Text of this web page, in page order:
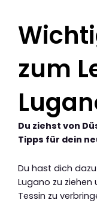
zum
Du ziehst von
Tipps für dein
Du hast dich
Lugano zu
Tessin zu